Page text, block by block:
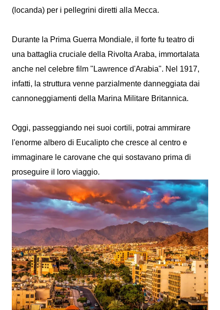
(locanda) per i pellegrini diretti alla Mecca.
Durante la Prima Guerra Mondiale, il forte fu teatro di
una battaglia cruciale della Rivolta Araba, immortalata
anche nel celebre film "Lawrence d'Arabia". Nel 1917,
infatti, la struttura venne parzialmente danneggiata dai
cannoneggiamenti della Marina Militare Britannica.
Oggi, passeggiando nei suoi cortili, potrai ammirare
l'enorme albero di Eucalipto che cresce al centro e
immaginare le carovane che qui sostavano prima di
proseguire il loro viaggio.